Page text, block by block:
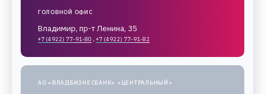
ГОЛОВНОЙ ОФИС
Владимир, пр-т Ленина, 35
+7 (4922) 77-91-80 , +7 (4922) 77-91-82
АО «ВЛАДБИЗНЕСБАНК» «ЦЕНТРАЛЬНЫЙ»